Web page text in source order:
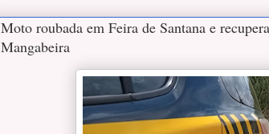
Moto roubada em Feira de Santana e
Mangabeira